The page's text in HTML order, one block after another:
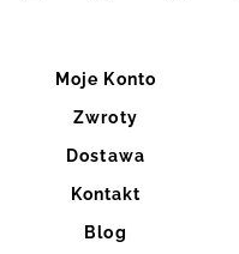
Moje Konto
Zwroty
Dostawa
Kontakt
Blog